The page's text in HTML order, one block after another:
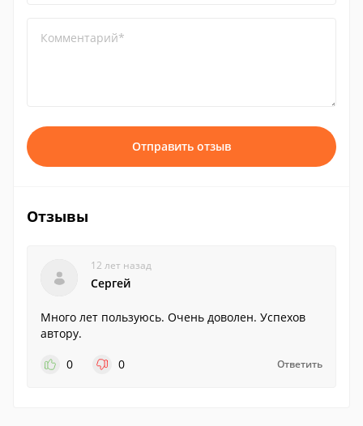
Комментарий*
Отправить отзыв
Отзывы
12 лет назад
Сергей
Много лет пользуюсь. Очень доволен. Успехов
автору.
0
0 Ответить